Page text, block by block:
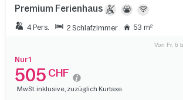
Premium Ferienhaus
4 Pers. 2 Schlafzimmer 53 m²
Nur 1
Von Fr. 6
505 CHF
MwSt. inklusive, zuzüglich Kurtaxe.